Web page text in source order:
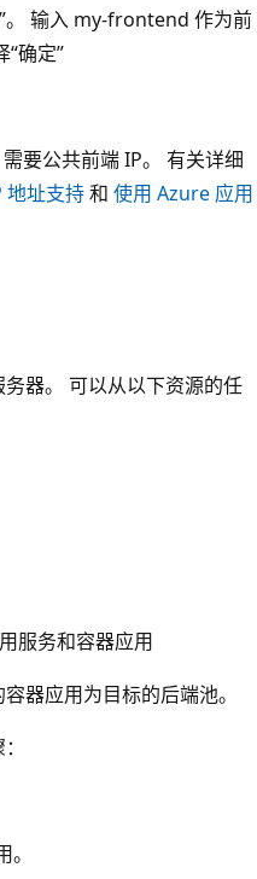
。 输入 my-frontend 作为前
“确定”
要公共前端 IP。 有关详细
地址支持和 使用 Azure 应用
器。 可以从以下资源的任
服务和容器应用
器应用为目标的后端池。